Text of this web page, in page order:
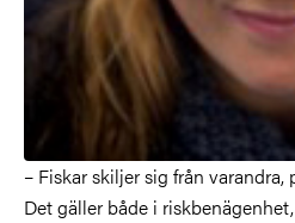
– Fiskar skiljer sig från varandra,
Det gäller både i